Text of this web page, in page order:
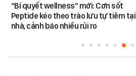
“Bí quyết wellness” mới: Cơn sốt
Peptide kéo theo trào lưu tự tiêm tại
nhà, cảnh báo nhiều rủi ro